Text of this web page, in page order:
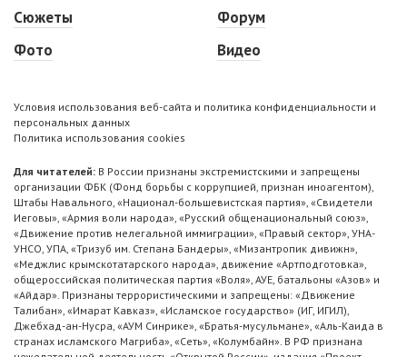
Сюжеты
Фото
Форум
Видео
Условия использования веб-сайта и политика конфиденциальности и
персональных данных
Политика использования cookies
Для читателей: В России признаны экстремистскими и запрещены
организации ФБК (Фонд борьбы с коррупцией, признан иноагентом),
Штабы Навального, «Национал-большевистская партия», «Свидетели
Иеговы», «Армия воли народа», «Русский общенациональный союз»,
«Движение против нелегальной иммиграции», «Правый сектор», УНА-
УНСО, УПА, «Тризуб им. Степана Бандеры», «Мизантропик дивижн»,
«Меджлис крымскотатарского народа», движение «Артподготовка»,
общероссийская политическая партия «Воля», АУЕ, батальоны «Азов» и
«Айдар». Признаны террористическими и запрещены: «Движение
Талибан», «Имарат Кавказ», «Исламское государство» (ИГ, ИГИЛ),
Джебхад-ан-Нусра, «АУМ Синрике», «Братья-мусульмане», «Аль-Каида в
странах исламского Магриба», «Сеть», «Колумбайн». В РФ признана